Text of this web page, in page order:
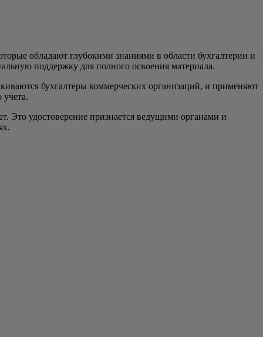
обладают глубокими знаниями в области бухгалтерии и
поддержку для полного освоения материала.
бухгалтеры коммерческих организаций, и применяют
Это удостоверение признается ведущими органами и